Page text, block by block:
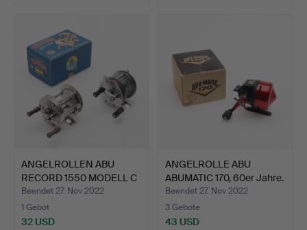
ANGELROLLEN ABU
RECORD 1550 MODELL C
UND E…
Beendet 27. Nov 2022
1 Gebot
32 USD
ANGELROLLE ABU
ABUMATIC 170, 60er Jahre.
Beendet 27. Nov 2022
3 Gebote
43 USD